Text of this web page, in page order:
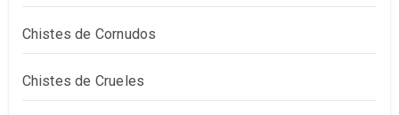
Chistes de Cornudos
Chistes de Crueles